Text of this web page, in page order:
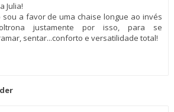
Julia!
sou a favor de uma chaise longue ao invés
justamente por isso, para se
sentar...conforto e versatilidade total!